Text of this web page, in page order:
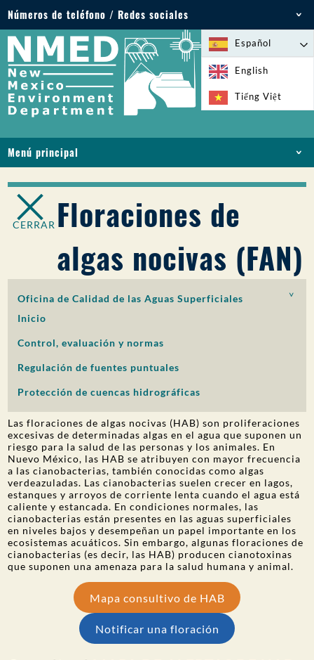
Números de teléfono / Redes sociales
Teléfono: 505-827-2855
1-800-219-6157
Emergencias medioambientales: 505-827-9329
(24 horas)
Español
English
Tiếng Việt
Menú principal
ACERCA DE
LICENCIAS Y PERMISOS
PFAS EN NM
FINANCIACIÓN
SERVICIOS EN LÍNEA
BIBLIOTECA
CERRAR Floraciones de
algas nocivas (FAN)
Oficina de Calidad de las Aguas Superficiales
Inicio
Control, evaluación y normas
Regulación de fuentes puntuales
Protección de cuencas hidrográficas
Las floraciones de algas nocivas (HAB) son proliferaciones
excesivas de determinadas algas en el agua que suponen un
riesgo para la salud de las personas y los animales. En
Nuevo México, las HAB se atribuyen con mayor frecuencia
a las cianobacterias, también conocidas como algas
verdeazuladas. Las cianobacterias suelen crecer en lagos,
estanques y arroyos de corriente lenta cuando el agua está
caliente y estancada. En condiciones normales, las
cianobacterias están presentes en las aguas superficiales
en niveles bajos y desempeñan un papel importante en los
ecosistemas acuáticos. Sin embargo, algunas floraciones de
cianobacterias (es decir, las HAB) producen cianotoxinas
que suponen una amenaza para la salud humana y animal.
Mapa consultivo de HAB
Notificar una floración